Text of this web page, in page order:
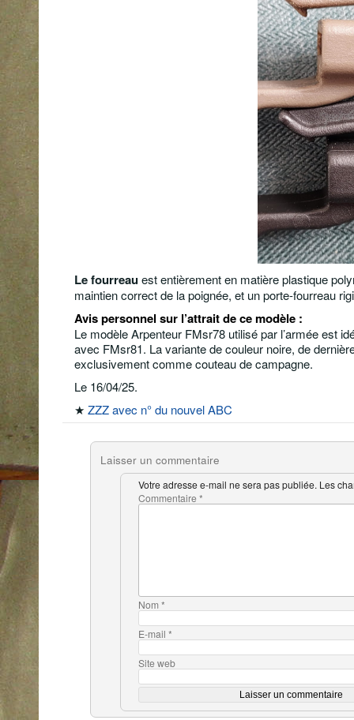
Le fourreauest entièrement en matière plastique
maintien correct de la poignée, et un porte-fourreau
Avis personnel sur l’attrait de ce modèle :
Le modèleArpenteur FMsr78 utilisé par l’armée est
avec FMsr81. La variante de couleur noire, de
exclusivement comme couteau de campagne.
Le 16/04/25.
★ ZZZ avec n° du nouvel ABC
Laisser un commentaire
Votre adresse e-mail ne sera pas publiée. Les
Commentaire*
Nom*
E-mail*
Site web